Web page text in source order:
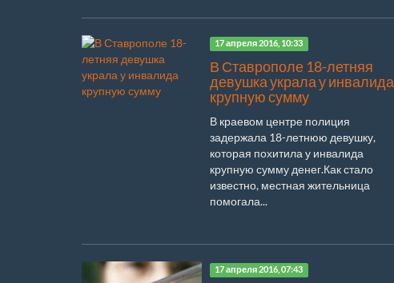
17 апреля 2016, 10:33
В Ставрополе 18-летняя
девушка украла у инвалида
крупную сумму
В краевом центре полиция
задержала 18-летнюю девушку,
которая похитила у инвалида
крупную сумму денег.Как стало
известно, местная жительница
помогала...
17 апреля 2016, 07:43